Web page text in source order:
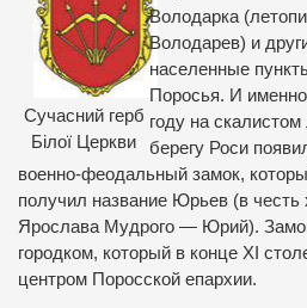
Сучасний герб
Білої Церкви
Володарка
Володарев) и
населенные
Поросья. И
году на
берегу Роси
военно-феодальный замок,
получил название Юрьев (в честь
Ярослава Мудрого — Юрий).
городком, который в конце ХІ
центром Поросской епархии.